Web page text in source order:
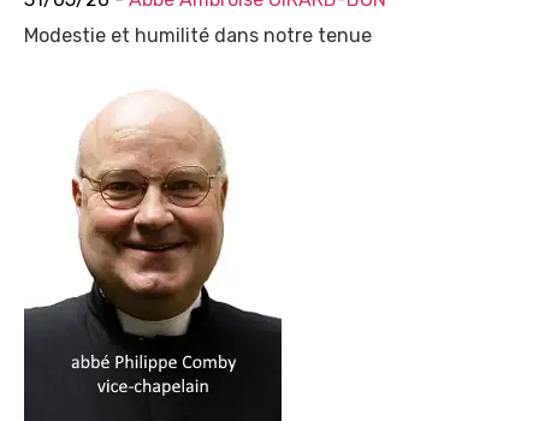
Modestie et humilité dans notre tenue